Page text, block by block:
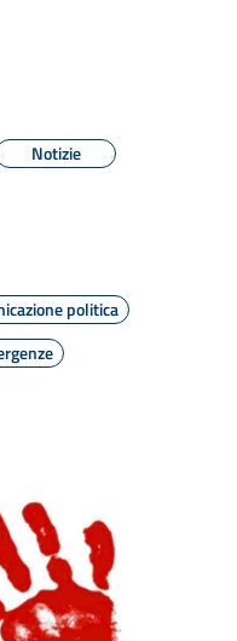
Notizie
politica